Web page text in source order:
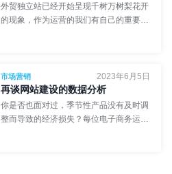
外贸独立站已经开始呈现千树万树梨花开
的现象，作为运营的我们有自己的重要视
- 食不言
2023年6月5日
市场营销
再谈网站建设的数据分析
你是否也面对过，季节性产品没有及时调
整而导致的经济损失？每位电子商务运营